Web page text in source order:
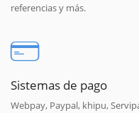
referencias y más.
Sistemas de pago
Webpay, Paypal, khipu,